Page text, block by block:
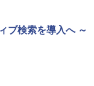
ブ検索を導入へ ～